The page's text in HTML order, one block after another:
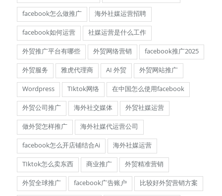
facebook怎么做推广 海外社媒运营招聘
facebook如何运营 社媒运营是什么工作
外贸推广平台有哪些 外贸网络营销 facebook推广2025
外贸服务 雅虎代理商 AI 外贸 外贸网站推广
Wordpress TIktok网络 在中国怎么使用facebook
外贸公司推广 海外社交媒体 外贸社媒运营
做外贸怎样推广 海外社媒代运营公司
facebook怎么开店铺结合Ai 海外社媒运营
TIktok怎么卖东西 商业推广 外贸精准营销
外贸全球推广 facebook广告账户 比较好外贸营销方案